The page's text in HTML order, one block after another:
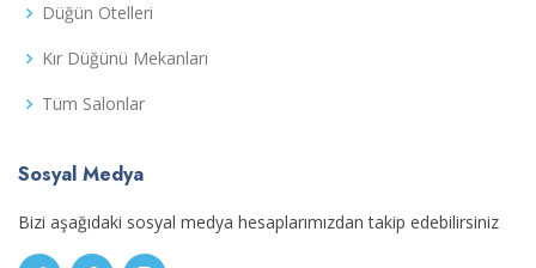
Düğün Otelleri
Kır Düğünü Mekanları
Tüm Salonlar
Sosyal Medya
Bizi aşağıdaki sosyal medya hesaplarımızdan takip edebilirsiniz